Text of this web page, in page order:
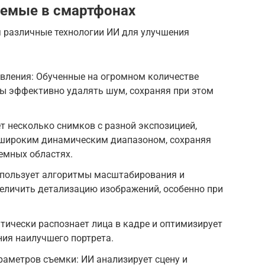
в смартфонах
технологии ИИ для улучшения
Обученные на огромном количестве
эффективно удалять шум, сохраняя при этом
снимков с разной экспозицией,
динамическим диапазоном, сохраняя
областях.
алгоритмы масштабирования и
детализацию изображений, особенно при
распознает лица в кадре и оптимизирует
наилучшего портрета.
съемки: ИИ анализирует сцену и